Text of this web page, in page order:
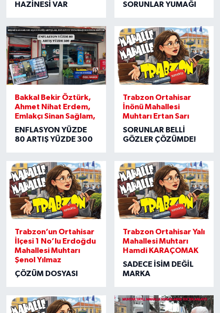
HAZİNESİ VAR
SORUNLAR YUMAĞI
Bakkal Bekir Öztürk,
Ahmet Nihat Erdem,
Emlakçı Sinan Sağlam,
ENFLASYON YÜZDE
80 ARTIŞ YÜZDE 300
Trabzon Ortahisar
İnönü Mahallesi
Muhtarı Ertan Sarı
SORUNLAR BELLİ
GÖZLER ÇÖZÜMDE!
Trabzon’un Ortahisar
İlçesi 1 No’lu Erdoğdu
Mahallesi Muhtarı
Şenol Yılmaz
ÇÖZÜM DOSYASI
Trabzon Ortahisar Yalı
Mahallesi Muhtarı
Hamdi KARAÇOMAK
SADECE İSİM DEĞİL
MARKA